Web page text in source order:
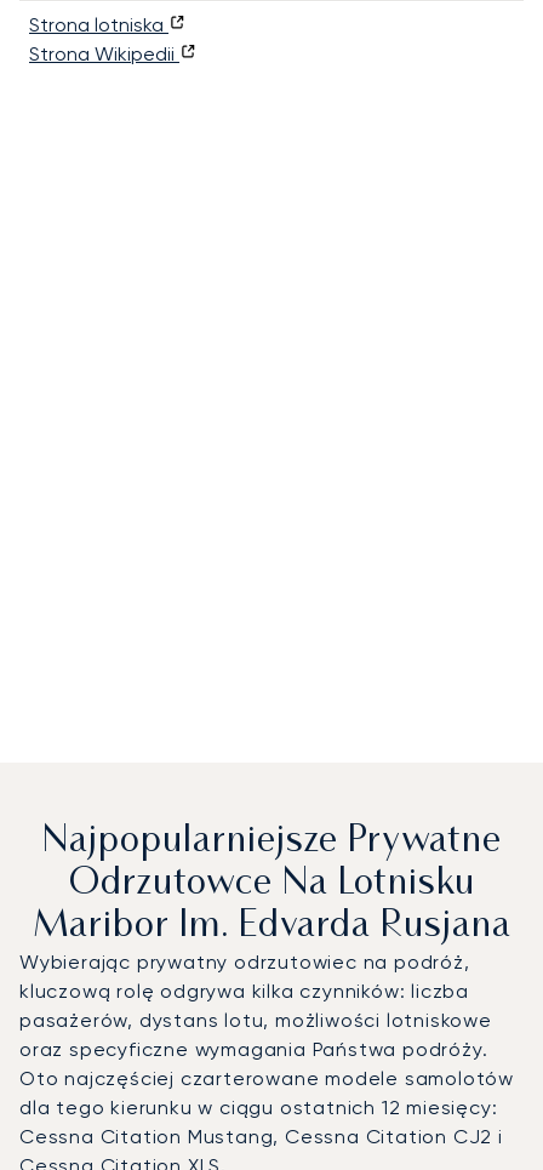
Strona lotniska
Strona Wikipedii
Najpopularniejsze Prywatne
Odrzutowce Na Lotnisku
Maribor Im. Edvarda Rusjana
Wybierając prywatny odrzutowiec na podróż,
kluczową rolę odgrywa kilka czynników: liczba
pasażerów, dystans lotu, możliwości lotniskowe
oraz specyficzne wymagania Państwa podróży.
Oto najczęściej czarterowane modele samolotów
dla tego kierunku w ciągu ostatnich 12 miesięcy:
Cessna Citation Mustang, Cessna Citation CJ2 i
Cessna Citation XLS.